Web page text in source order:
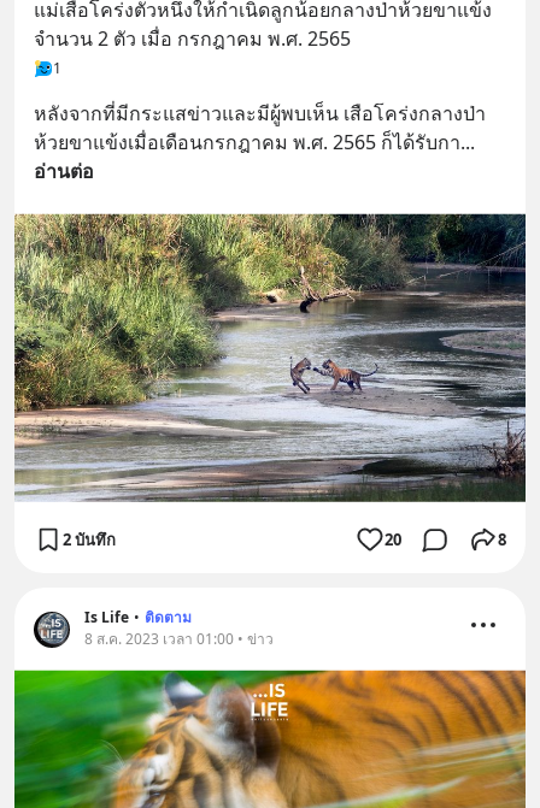
แม่เสือโคร่งตัวหนึ่งให้กำเนิดลูกน้อยกลางป่าห้วยขาแข้ง
จำนวน 2 ตัว เมื่อ กรกฎาคม พ.ศ. 2565
1
หลังจากที่มีกระแสข่าวและมีผู้พบเห็น เสือโคร่งกลางป่า
ห้วยขาแข้งเมื่อเดือนกรกฎาคม พ.ศ. 2565 ก็ได้รับกา
อ่านต่อ
2 บันทึก 20 8
Is Life • ติดตาม
8 ส.ค. 2023 เวลา 01:00 • ข่าว